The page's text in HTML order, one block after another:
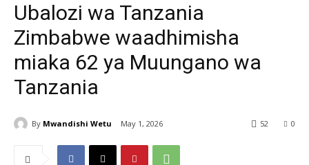
Ubalozi wa Tanzania
Zimbabwe waadhimisha
miaka 62 ya Muungano wa
Tanzania
By Mwandishi Wetu May 1, 2026 0
52